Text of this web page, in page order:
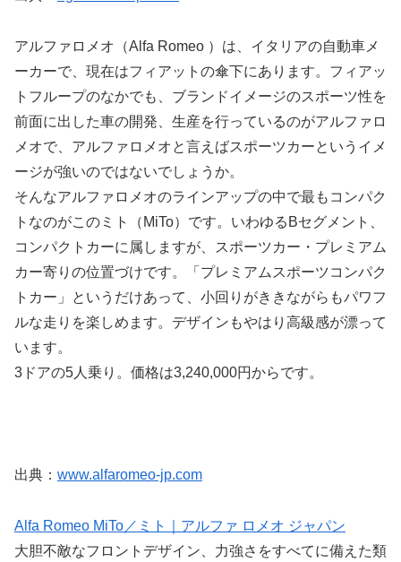
アルファロメオ（Alfa Romeo ）は、イタリアの自動車メ
ーカーで、現在はフィアットの傘下にあります。フィアッ
トフループのなかでも、ブランドイメージのスポーツ性を
前面に出した車の開発、生産を行っているのがアルファロ
メオで、アルファロメオと言えばスポーツカーというイメ
ージが強いのではないでしょうか。
そんなアルファロメオのラインアップの中で最もコンパク
トなのがこのミト（MiTo）です。いわゆるBセグメント、
コンパクトカーに属しますが、スポーツカー・プレミアム
カー寄りの位置づけです。「プレミアムスポーツコンパク
トカー」というだけあって、小回りがききながらもパワフ
ルな走りを楽しめます。デザインもやはり高級感が漂って
います。
3ドアの5人乗り。価格は3,240,000円からです。
出典： www.alfaromeo-jp.com
Alfa Romeo MiTo／ミト｜アルファ ロメオ ジャパン
大胆不敵なフロントデザイン、力強さをすべてに備えた類